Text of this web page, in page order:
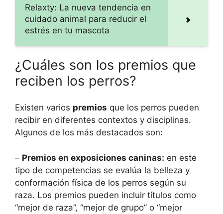
Relaxty: La nueva tendencia en
cuidado animal para reducir el
estrés en tu mascota
¿Cuáles son los premios que
reciben los perros?
Existen varios premios que los perros pueden
recibir en diferentes contextos y disciplinas.
Algunos de los más destacados son:
– Premios en exposiciones caninas: en este
tipo de competencias se evalúa la belleza y
conformación física de los perros según su
raza. Los premios pueden incluir títulos como
“mejor de raza”, “mejor de grupo” o “mejor